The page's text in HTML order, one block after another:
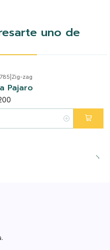
uno de
Zig-zag
Pajaro